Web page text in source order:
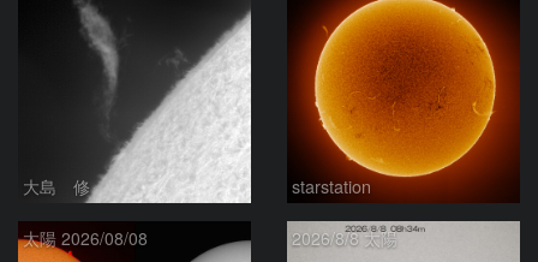
大島 修 starstation
太陽 2026/08/08 2026/8/8 太陽